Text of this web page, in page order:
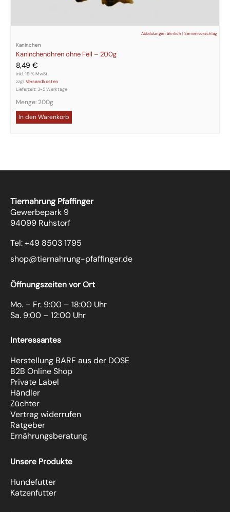
Abbildungen ähnlich | Serviervorschlag
Kaninchen
Kaninchenohren ohne Fell – 200g
8,49 €
inkl. 19 % MwSt.
zzgl.Versandkosten
Lieferzeit:3-5 Werktage
Menge: 200g
In den Warenkorb
Tiernahrung Pfaffinger
Gewerbepark 9
94099 Ruhstorf
Tel: +49 8503 1795
shop@tiernahrung-pfaffinger.de
Öffnungszeiten vor Ort
Mo. – Fr. 9:00 – 18:00 Uhr
Sa. 9:00 – 12:00 Uhr
Interessantes
Herstellung BARF aus der DOSE
B2B Online Shop
Private Label
Händler
Züchter
Vertrag widerrufen
Ratgeber
Ernährungsberatung
Unsere Produkte
Hundefutter
Katzenfutter